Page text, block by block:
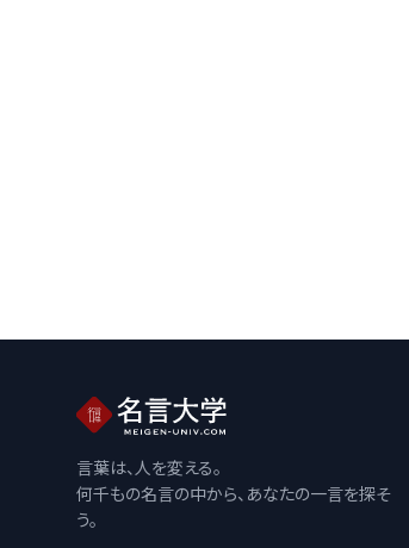
言葉は、人を変える。
何千もの名言の中から、あなたの一言を探そ
う。